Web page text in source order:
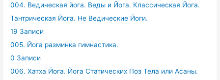
004. Ведическая йога. Веды и Йога. Классическая Йога.
Тантрическая Йога. Не Ведические Йоги.
19 Записи
005. Йога разминка гимнастика.
0 Записи
006. Хатха Йога. Йога Статических Поз Тела или Асаны.